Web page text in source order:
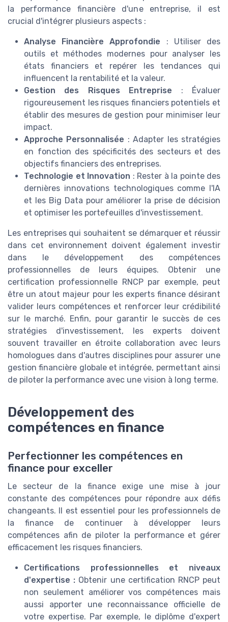
la performance financière d'une entreprise, il est
crucial d'intégrer plusieurs aspects :
Analyse Financière Approfondie : Utiliser des
outils et méthodes modernes pour analyser les
états financiers et repérer les tendances qui
influencent la rentabilité et la valeur.
Gestion des Risques Entreprise : Évaluer
rigoureusement les risques financiers potentiels et
établir des mesures de gestion pour minimiser leur
impact.
Approche Personnalisée : Adapter les stratégies
en fonction des spécificités des secteurs et des
objectifs financiers des entreprises.
Technologie et Innovation : Rester à la pointe des
dernières innovations technologiques comme l'IA
et les Big Data pour améliorer la prise de décision
et optimiser les portefeuilles d'investissement.
Les entreprises qui souhaitent se démarquer et réussir
dans cet environnement doivent également investir
dans le développement des compétences
professionnelles de leurs équipes. Obtenir une
certification professionnelle RNCP par exemple, peut
être un atout majeur pour les experts finance désirant
valider leurs compétences et renforcer leur crédibilité
sur le marché. Enfin, pour garantir le succès de ces
stratégies d'investissement, les experts doivent
souvent travailler en étroite collaboration avec leurs
homologues dans d'autres disciplines pour assurer une
gestion financière globale et intégrée, permettant ainsi
de piloter la performance avec une vision à long terme.
Développement des
compétences en finance
Perfectionner les compétences en
finance pour exceller
Le secteur de la finance exige une mise à jour
constante des compétences pour répondre aux défis
changeants. Il est essentiel pour les professionnels de
la finance de continuer à développer leurs
compétences afin de piloter la performance et gérer
efficacement les risques financiers.
Certifications professionnelles et niveaux
d'expertise : Obtenir une certification RNCP peut
non seulement améliorer vos compétences mais
aussi apporter une reconnaissance officielle de
votre expertise. Par exemple, le diplôme d'expert